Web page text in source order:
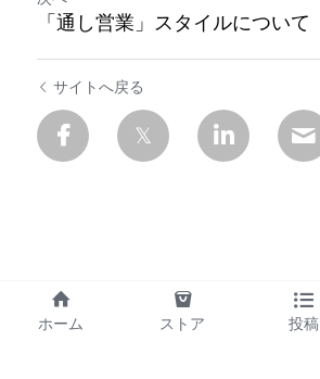
「通し営業」スタイルについて
サイトへ戻る
ホーム ストア 投稿